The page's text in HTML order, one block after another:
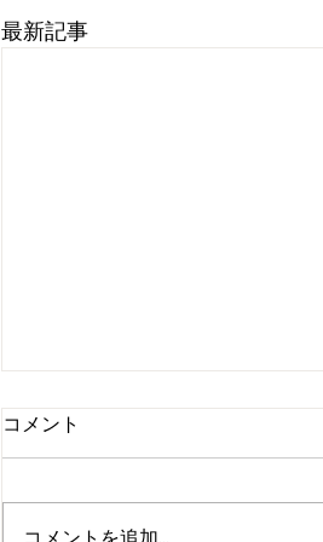
最新記事
多機能型事業所 PEER+design
における 新型コロナウイルス
23日～）
コメント